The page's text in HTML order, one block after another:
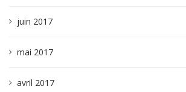
juin 2017
mai 2017
avril 2017